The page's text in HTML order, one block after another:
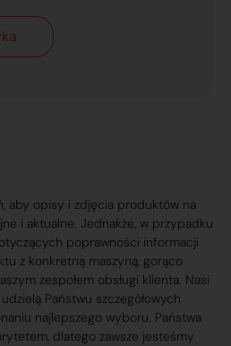
aby opisy i zdjęcia produktów na
i aktualne. Jednakże, w przypadku
poprawności informacji
z konkretną maszyną, gorąco
zespołem obsługi klienta. Nasi
Państwu szczegółowych
najlepszego wyboru. Państwa
dlatego zawsze jesteśmy